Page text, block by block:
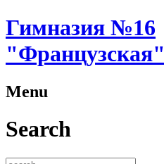
Гимназия №16
"Французская"
Menu
Search